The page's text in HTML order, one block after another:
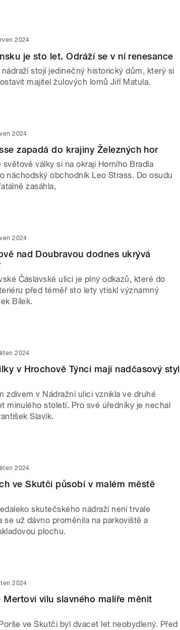
2024
je sto let. Odráží se v ní renesance
stojí jedinečný historický dům, který si
majitel žulových lomů Jiří Matula.
2024
zapadá do krajiny Železných hor
války si na okraji Horního Bradla
náchodský obchodník Leo Strass. Do osudu
zasáhla,
2024
nad Doubravou dodnes ukrývá
Čáslavské ulici je plný odkazů, které do
před téměř sto lety vtiskl významný
Bílek.
2024
v Hrochově Týnci mají nadčasový styl
zdivem v Nádražní ulici vznikla ve druhé
minulého století. Pro své úředníky je nechal
Slavík.
2024
ve Skutči působí v malém městě
skutečského nádraží není trvale
se už dávno proměnila na parkoviště a
plochu.
2024
Mertovi vilu slavného malíře měnit
ve Skutči byl dvacet let neobydlený. Před